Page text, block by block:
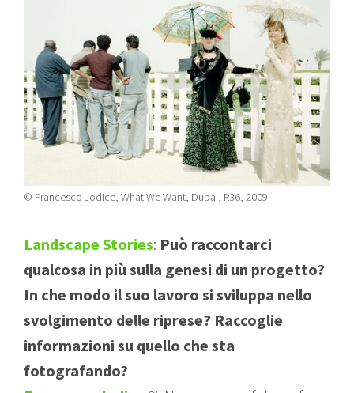
© Francesco Jodice, What We Want, Dubai, R36, 2009
Landscape Stories: Può raccontarci
qualcosa in più sulla genesi di un progetto?
In che modo il suo lavoro si sviluppa nello
svolgimento delle riprese? Raccoglie
informazioni su quello che sta
fotografando?